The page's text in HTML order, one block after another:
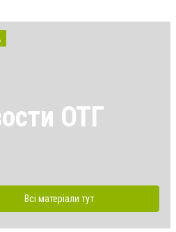
ОТГ
Всі матеріали тут